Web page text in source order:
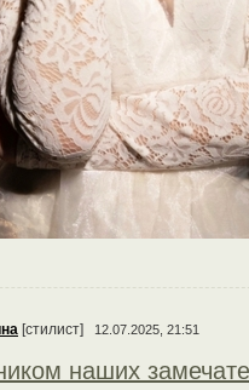
[стилист] 12.07.2025, 21:51
наших